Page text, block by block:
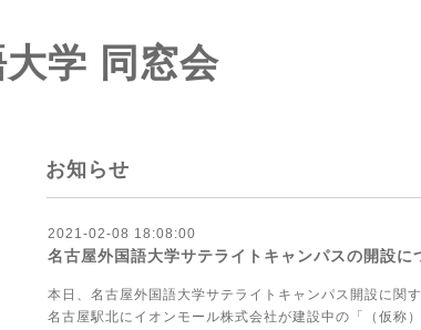
学 同窓会
お知らせ
2021-02-08 18:08:00
名古屋外国語大学サテライトキャンパスの開設に
本日、名古屋外国語大学サテライトキャンパス開設に関
名古屋駅北にイオンモール株式会社が建設中の「（仮称